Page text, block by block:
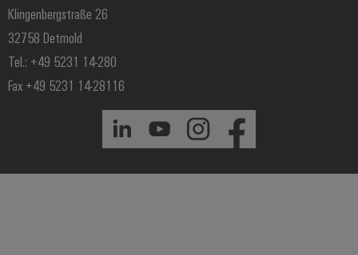
Klingenbergstraße 26
32758 Detmold
Tel.: +49 5231 14-280
Fax +49 5231 14-28116